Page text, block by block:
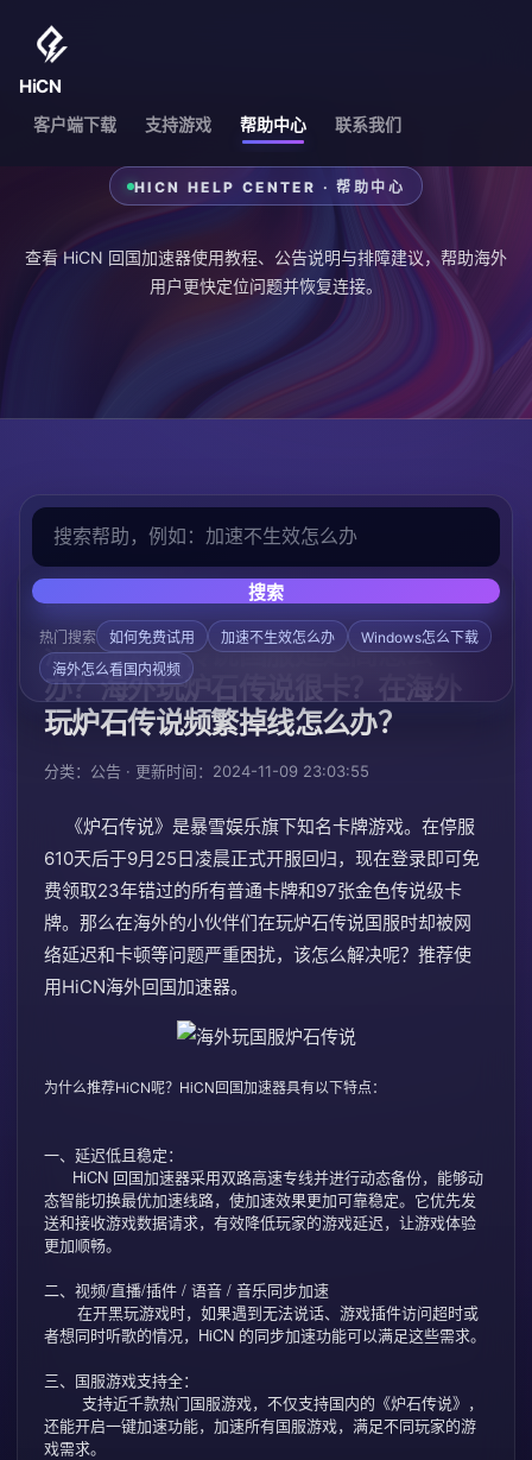
HiCN
客户端下载 支持游戏 帮助中心 联系我们
HICN HELP CENTER · 帮助中心
查看 HiCN 回国加速器使用教程、公告说明与排障建议，帮助海外
用户更快定位问题并恢复连接。
搜索
热门搜索 如何免费试用 加速不生效怎么办
Windows怎么下载
海外怎么看国内视频
首页 帮助中心 公告
海外玩炉石传说国服延迟高怎么
办？海外玩炉石传说很卡？在海外
玩炉石传说频繁掉线怎么办？
分类：公告 · 更新时间：2024-11-09 23:03:55
《炉石传说》是暴雪娱乐旗下知名卡牌游戏。在停服
610天后于9月25日凌晨正式开服回归，现在登录即可免
费领取23年错过的所有普通卡牌和97张金色传说级卡
牌。那么在海外的小伙伴们在玩炉石传说国服时却被网
络延迟和卡顿等问题严重困扰，该怎么解决呢？推荐使
用HiCN海外回国加速器。
为什么推荐HiCN呢？ HiCN回国加速器具有以下特点：
一、延迟低且稳定：
HiCN 回国加速器采用双路高速专线并进行动态备份，能够动
态智能切换最优加速线路，使加速效果更加可靠稳定。它优先发
送和接收游戏数据请求，有效降低玩家的游戏延迟，让游戏体验
更加顺畅。
二、视频/直播/插件 / 语音 / 音乐同步加速
在开黑玩游戏时，如果遇到无法说话、游戏插件访问超时或
者想同时听歌的情况，HiCN 的同步加速功能可以满足这些需求。
三、国服游戏支持全：
支持近千款热门国服游戏，不仅支持国内的《炉石传说》，
还能开启一键加速功能，加速所有国服游戏，满足不同玩家的游
戏需求。